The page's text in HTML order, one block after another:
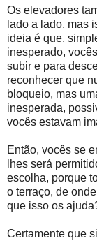
Os elevadores
lado a lado, mas
ideia é que,
inesperado,
subir e para
reconhecer que
bloqueio, mas
inesperada,
vocês estavam
Então, vocês se
lhes será
escolha, porque
o terraço, de
que isso os
Certamente que